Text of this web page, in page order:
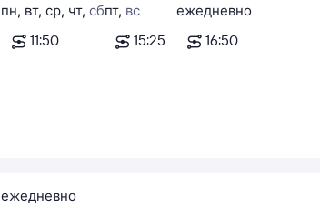
пн, вт, ср, чт, сб
11:50
пт, вс
15:25
ежедневно
16:50
ежедневно